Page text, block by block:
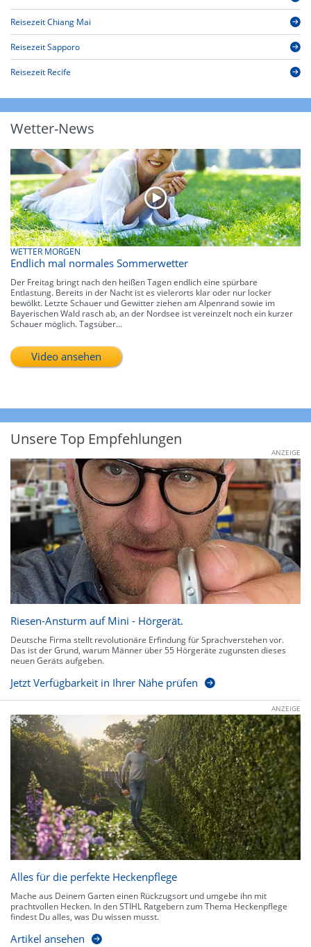
Reisezeit Chiang Mai
Reisezeit Sapporo
Reisezeit Recife
Wetter-News
WETTER MORGEN
Endlich mal normales Sommerwetter
Der Freitag bringt nach den heißen Tagen endlich eine spürbare
Entlastung. Bereits in der Nacht ist es vielerorts klar oder nur locker
bewölkt. Letzte Schauer und Gewitter ziehen am Alpenrand sowie im
Bayerischen Wald rasch ab, an der Nordsee ist vereinzelt noch ein kurzer
Schauer möglich. Tagsüber...
Video ansehen
Unsere Top Empfehlungen
ANZEIGE
Riesen-Ansturm auf Mini - Hörgerät.
Deutsche Firma stellt revolutionäre Erfindung für Sprachverstehen vor.
Das ist der Grund, warum Männer über 55 Hörgeräte zugunsten dieses
neuen Geräts aufgeben.
Jetzt Verfügbarkeit in Ihrer Nähe prüfen
ANZEIGE
Alles für die perfekte Heckenpflege
Mache aus Deinem Garten einen Rückzugsort und umgebe ihn mit
prachtvollen Hecken. In den STIHL Ratgebern zum Thema Heckenpflege
findest Du alles, was Du wissen musst.
Artikel ansehen